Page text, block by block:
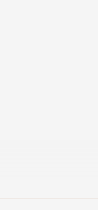
）！」
玩家、DAW作
的理由都交代
在音樂創作路